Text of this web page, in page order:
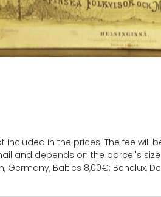
included in the prices. The fee will
and depends on the parcel's
Germany, Baltics 8,00€; Benelux,